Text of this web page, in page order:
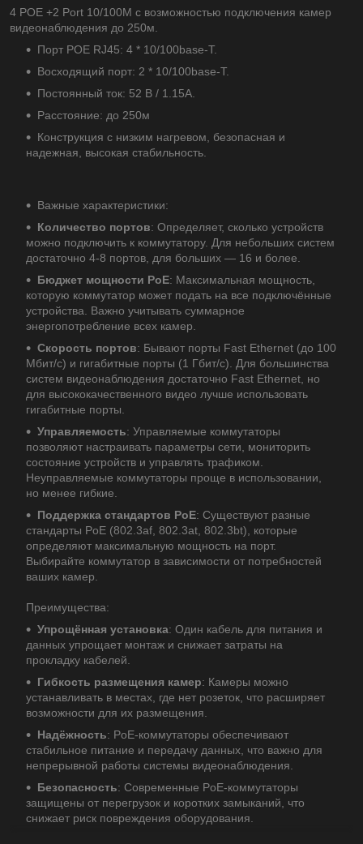
4 POE +2 Port 10/100M с возможностью подключения камер
видеонаблюдения до 250м.
Порт POE RJ45: 4 * 10/100base-T.
Восходящий порт: 2 * 10/100base-T.
Постоянный ток: 52 В / 1.15A.
Расстояние: до 250м
Конструкция с низким нагревом, безопасная и
надежная, высокая стабильность.
Важные характеристики:
Количество портов: Определяет, сколько устройств
можно подключить к коммутатору. Для небольших систем
достаточно 4-8 портов, для больших — 16 и более.
Бюджет мощности PoE: Максимальная мощность,
которую коммутатор может подать на все подключённые
устройства. Важно учитывать суммарное
энергопотребление всех камер.
Скорость портов: Бывают порты Fast Ethernet (до 100
Мбит/с) и гигабитные порты (1 Гбит/с). Для большинства
систем видеонаблюдения достаточно Fast Ethernet, но
для высококачественного видео лучше использовать
гигабитные порты.
Управляемость: Управляемые коммутаторы
позволяют настраивать параметры сети, мониторить
состояние устройств и управлять трафиком.
Неуправляемые коммутаторы проще в использовании,
но менее гибкие.
Поддержка стандартов PoE: Существуют разные
стандарты PoE (802.3af, 802.3at, 802.3bt), которые
определяют максимальную мощность на порт.
Выбирайте коммутатор в зависимости от потребностей
ваших камер.
Преимущества:
Упрощённая установка: Один кабель для питания и
данных упрощает монтаж и снижает затраты на
прокладку кабелей.
Гибкость размещения камер: Камеры можно
устанавливать в местах, где нет розеток, что расширяет
возможности для их размещения.
Надёжность: PoE-коммутаторы обеспечивают
стабильное питание и передачу данных, что важно для
непрерывной работы системы видеонаблюдения.
Безопасность: Современные PoE-коммутаторы
защищены от перегрузок и коротких замыканий, что
снижает риск повреждения оборудования.